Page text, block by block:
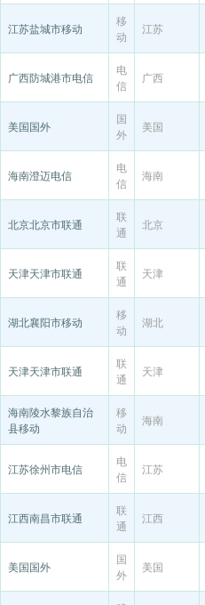
江苏盐城市移动
移
动
江苏
广西防城港市电信
电
信
广西
美国国外
国
外
美国
海南澄迈电信
电
信
海南
北京北京市联通
联
通
北京
天津天津市联通
联
通
天津
湖北襄阳市移动
移
动
湖北
天津天津市联通
联
通
天津
海南陵水黎族自治
县移动
移
动
海南
江苏徐州市电信
电
信
江苏
江西南昌市联通
联
通
江西
美国国外
国
外
美国